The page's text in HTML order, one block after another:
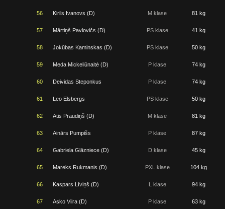
56 Kirils Ivanovs (D) M klase 81 kg
57 Mārtiņš Pavlovičs (D) PS klase 41 kg
58 Jokūbas Kaminskas (D) PS klase 50 kg
59 Meda Mickeliūnaitė (D) P klase 74 kg
60 Deividas Steponkus P klase 74 kg
61 Leo Elsbergs PS klase 50 kg
62 Atis Praudiņš (D) M klase 81 kg
63 Ainārs Pumpišs P klase 87 kg
64 Gabriela Glāzniece (D) D klase 45 kg
65 Mareks Rukmanis (D) PXL klase 104 kg
66 Kaspars Līviņš (D) L klase 94 kg
67 Asko Viira (D) P klase 63 kg